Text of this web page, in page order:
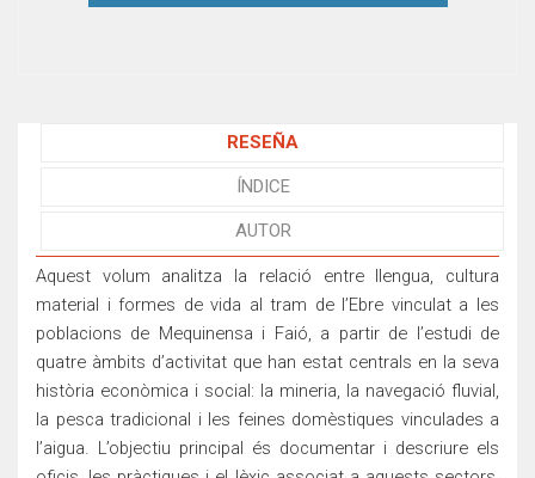
RESEÑA
ÍNDICE
AUTOR
Aquest volum analitza la relació entre llengua, cultura
material i formes de vida al tram de l’Ebre vinculat a les
poblacions de Mequinensa i Faió, a partir de l’estudi de
quatre àmbits d’activitat que han estat centrals en la seva
història econòmica i social: la mineria, la navegació fluvial,
la pesca tradicional i les feines domèstiques vinculades a
l’aigua. L’objectiu principal és documentar i descriure els